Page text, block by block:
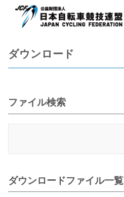
ダウンロード
ファイル検索
ダウンロードファイル一覧